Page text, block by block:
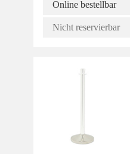
Online bestellbar
Nicht reservierbar